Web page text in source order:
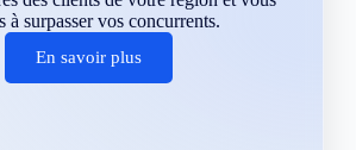
à surpasser vos concurrents.
En savoir plus